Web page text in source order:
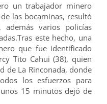
un trabajador minero
las bocaminas, resultó
varios policías
este hecho, una
que fue identificado
Tito Cahui (38), quien
de La Rinconada, donde
los esfuerzos para
15 minutos dejó de